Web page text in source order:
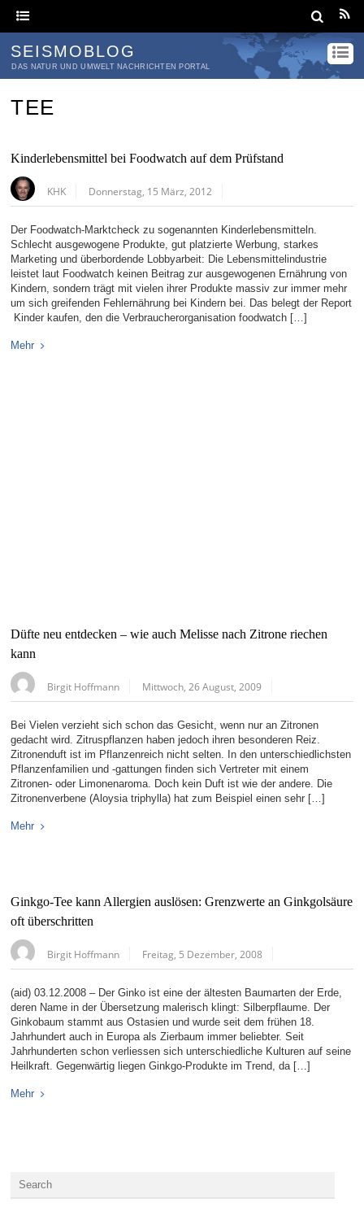
SEISMOBLOG
DAS NATUR UND UMWELT NACHRICHTEN PORTAL
TEE
Kinderlebensmittel bei Foodwatch auf dem Prüfstand
KHK Donnerstag, 15 März, 2012
Der Foodwatch-Marktcheck zu sogenannten Kinderlebensmitteln.
Schlecht ausgewogene Produkte, gut platzierte Werbung, starkes
Marketing und überbordende Lobbyarbeit: Die Lebensmittelindustrie
leistet laut Foodwatch keinen Beitrag zur ausgewogenen Ernährung von
Kindern, sondern trägt mit vielen ihrer Produkte massiv zur immer mehr
um sich greifenden Fehlernährung bei Kindern bei. Das belegt der Report
Kinder kaufen, den die Verbraucherorganisation foodwatch […]
Mehr
Düfte neu entdecken – wie auch Melisse nach Zitrone riechen
kann
Birgit Hoffmann Mittwoch, 26 August, 2009
Bei Vielen verzieht sich schon das Gesicht, wenn nur an Zitronen
gedacht wird. Zitruspflanzen haben jedoch ihren besonderen Reiz.
Zitronenduft ist im Pflanzenreich nicht selten. In den unterschiedlichsten
Pflanzenfamilien und -gattungen finden sich Vertreter mit einem
Zitronen- oder Limonenaroma. Doch kein Duft ist wie der andere. Die
Zitronenverbene (Aloysia triphylla) hat zum Beispiel einen sehr […]
Mehr
Ginkgo-Tee kann Allergien auslösen: Grenzwerte an Ginkgolsäure
oft überschritten
Birgit Hoffmann Freitag, 5 Dezember, 2008
(aid) 03.12.2008 – Der Ginko ist eine der ältesten Baumarten der Erde,
deren Name in der Übersetzung malerisch klingt: Silberpflaume. Der
Ginkobaum stammt aus Ostasien und wurde seit dem frühen 18.
Jahrhundert auch in Europa als Zierbaum immer beliebter. Seit
Jahrhunderten schon verliessen sich unterschiedliche Kulturen auf seine
Heilkraft. Gegenwärtig liegen Ginkgo-Produkte im Trend, da […]
Mehr